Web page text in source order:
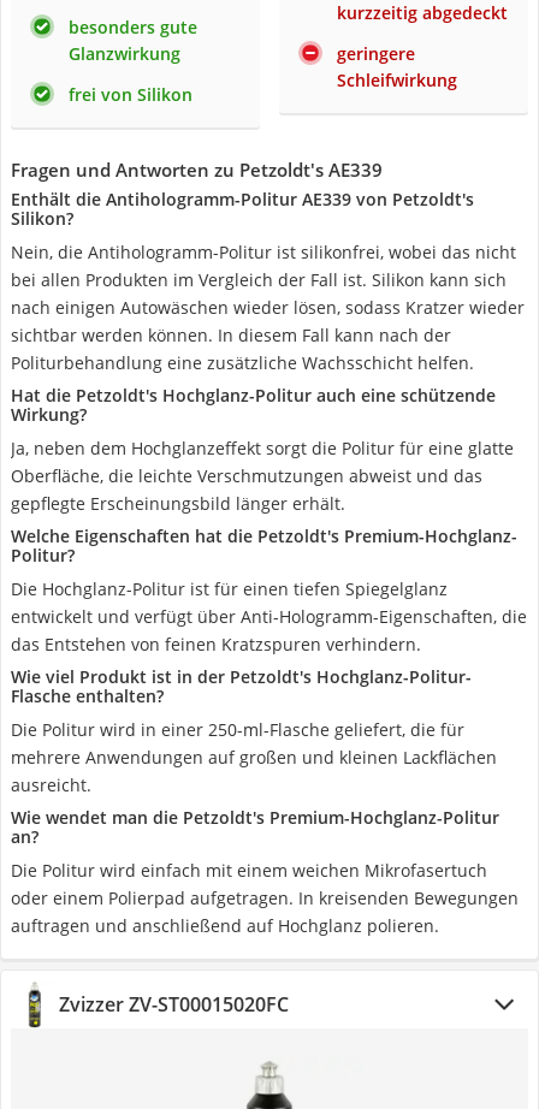
besonders gute
Glanzwirkung
frei von Silikon
kurzzeitig abgedeckt
geringere
Schleifwirkung
Fragen und Antworten zu Petzoldt's AE339
Enthält die Antihologramm-Politur ‎AE339 von Petzoldt's
Silikon?
Nein, die Antihologramm-Politur ist silikonfrei, wobei das nicht
bei allen Produkten im Vergleich der Fall ist. Silikon kann sich
nach einigen Autowäschen wieder lösen, sodass Kratzer wieder
sichtbar werden können. In diesem Fall kann nach der
Politurbehandlung eine zusätzliche Wachsschicht helfen.
Hat die Petzoldt's Hochglanz-Politur auch eine schützende
Wirkung?
Ja, neben dem Hochglanzeffekt sorgt die Politur für eine glatte
Oberfläche, die leichte Verschmutzungen abweist und das
gepflegte Erscheinungsbild länger erhält.
Welche Eigenschaften hat die Petzoldt's Premium-Hochglanz-
Politur?
Die Hochglanz-Politur ist für einen tiefen Spiegelglanz
entwickelt und verfügt über Anti-Hologramm-Eigenschaften, die
das Entstehen von feinen Kratzspuren verhindern.
Wie viel Produkt ist in der Petzoldt's Hochglanz-Politur-
Flasche enthalten?
Die Politur wird in einer 250-ml-Flasche geliefert, die für
mehrere Anwendungen auf großen und kleinen Lackflächen
ausreicht.
Wie wendet man die Petzoldt's Premium-Hochglanz-Politur
an?
Die Politur wird einfach mit einem weichen Mikrofasertuch
oder einem Polierpad aufgetragen. In kreisenden Bewegungen
auftragen und anschließend auf Hochglanz polieren.
Zvizzer ZV-ST00015020FC